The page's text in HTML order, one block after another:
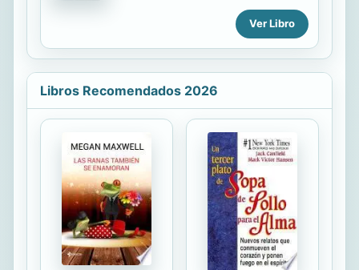
ajeno. Azarosamente desembarcada
en Nueva York, sobrevive durante
mantener ese ritmo acelerado,
todavía más por el polvo blanco que
introduce por su nariz en cantidades
generosas, se enseña a enganchar
hombres en lobbies de hoteles
lujosos. No sabe, ni le interesa, la
cantidad de leyes, límites y
preceptos a los que pasa por encima
pero lo que Violetta sí sabe es que
es tiempo de arrojar los dados y
cerrar los ojos, casi...
Ver Libro
Libros Recomendados 2026